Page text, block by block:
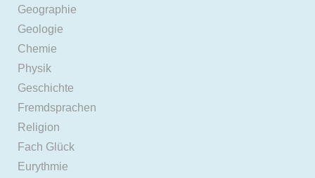
Geographie
Geologie
Chemie
Physik
Geschichte
Fremdsprachen
Religion
Fach Glück
Eurythmie